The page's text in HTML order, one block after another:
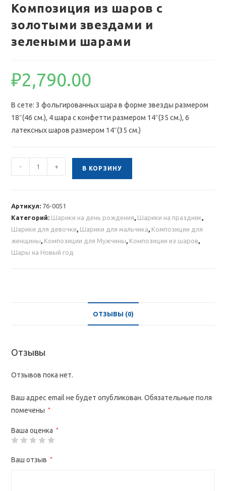
Композиция из шаров с
золотыми звездами и
зелеными шарами
₽2,790.00
В сете: 3 фольгированных шара в форме звезды размером
18″(46 см.), 4 шара с конфетти размером 14″(35 см.), 6
латексных шаров размером 14″(35 см.)
Количество
товара
с
золотыми
звездами
- + В КОРЗИНУ
Артикул: 76-0051
Категорий: Шарики на день рождения, Шарики на праздник,
Шарики для девочки, Шарики для мальчика, Композиции для
женщины, Композиции для Мужчины, Композиции из шаров,
Шары на Новый год
ОТЗЫВЫ (0)
Отзывы
Отзывов пока нет.
Ваш адрес email не будет опубликован. Обязательные поля
помечены
*
Ваша оценка *
Ваш отзыв *